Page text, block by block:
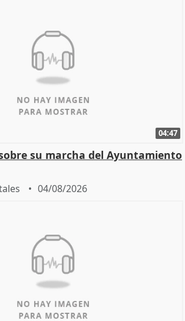
04:47
su marcha del Ayuntamiento
04/08/2026